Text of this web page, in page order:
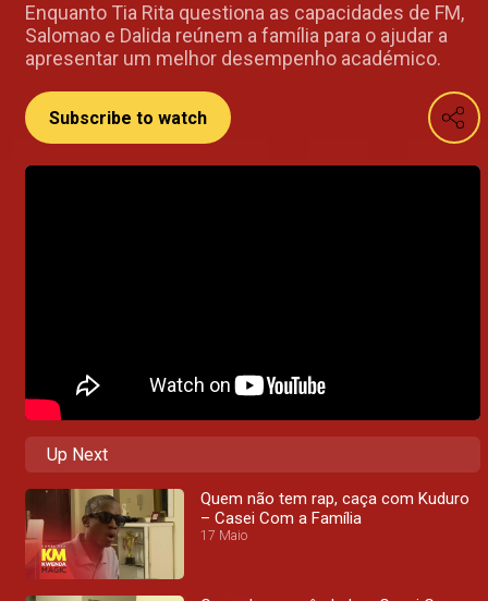
Enquanto Tia Rita questiona as capacidades de FM,
Salomao e Dalida reúnem a família para o ajudar a
apresentar um melhor desempenho académico.
Subscribe to watch
Up Next
Quem não tem rap, caça com Kuduro
– Casei Com a Família
17 Maio